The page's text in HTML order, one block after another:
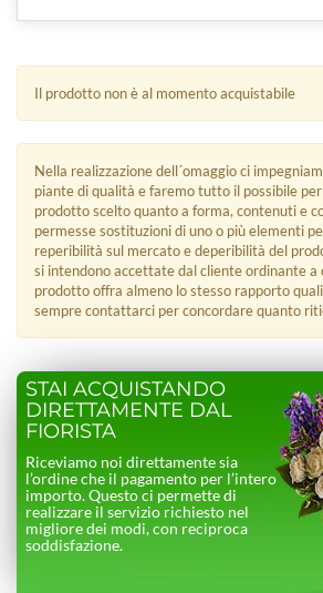
Il prodotto non è al momento acquistabile
Nella realizzazione dell´omaggio ci
piante di qualità e faremo tutto il possibile
prodotto scelto quanto a forma, contenuti e
permesse sostituzioni di uno o più elementi
reperibilità sul mercato e deperibilità del
si intendono accettate dal cliente ordinante a
prodotto offra almeno lo stesso rapporto
sempre contattarci per concordare quanto
STAI ACQUISTANDO
DIRETTAMENTE DAL
FIORISTA
Riceviamo noi direttamente sia
l’ordine che il pagamento per l’intero
importo. Questo ci permette di
realizzare il servizio richiesto nel
migliore dei modi, con reciproca
soddisfazione.